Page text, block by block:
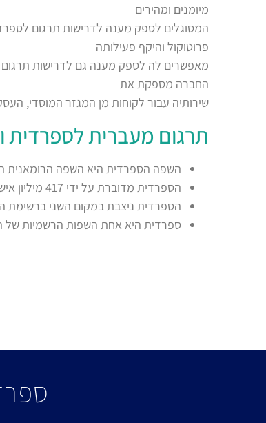
מיומנים ומהירים
המסוגלים לספק מענה לדרישות תרגום
פרוטוקול והיקף פעילותה
מאפשרים לה לספק מענה גם לדרישות תרגום
החברה מספקת את
שירותיה עבור לקוחות מן המגזר המוסדי,
תרגום מעברית לספרדית
השפה הספרדית היא השפה הרומאנית
הספרדית מדוברת על ידי 417 מיליון איש ברחבי העולם, כאשר 332 מיליון איש דוברים אותה כשפת אם.
הספרדית ניצבת במקום השני
ספרדית היא אחת השפות הרשמיות של